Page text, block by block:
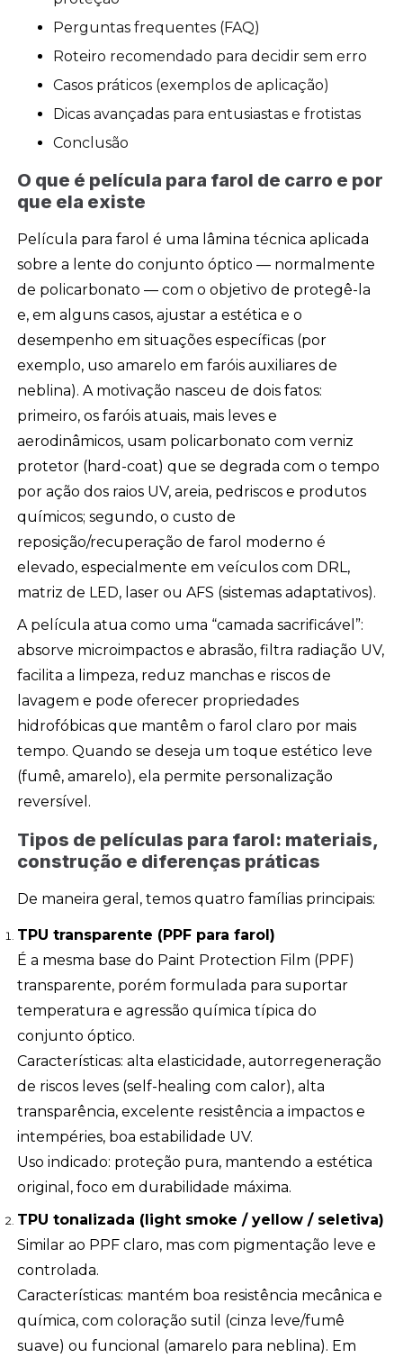
Perguntas frequentes (FAQ)
Roteiro recomendado para decidir sem erro
Casos práticos (exemplos de aplicação)
Dicas avançadas para entusiastas e frotistas
Conclusão
O que é película para farol de carro e por
que ela existe
Película para farol é uma lâmina técnica aplicada
sobre a lente do conjunto óptico — normalmente
de policarbonato — com o objetivo de protegê-la
e, em alguns casos, ajustar a estética e o
desempenho em situações específicas (por
exemplo, uso amarelo em faróis auxiliares de
neblina). A motivação nasceu de dois fatos:
primeiro, os faróis atuais, mais leves e
aerodinâmicos, usam policarbonato com verniz
protetor (hard-coat) que se degrada com o tempo
por ação dos raios UV, areia, pedriscos e produtos
químicos; segundo, o custo de
reposição/recuperação de farol moderno é
elevado, especialmente em veículos com DRL,
matriz de LED, laser ou AFS (sistemas adaptativos).
A película atua como uma “camada sacrificável”:
absorve microimpactos e abrasão, filtra radiação UV,
facilita a limpeza, reduz manchas e riscos de
lavagem e pode oferecer propriedades
hidrofóbicas que mantêm o farol claro por mais
tempo. Quando se deseja um toque estético leve
(fumê, amarelo), ela permite personalização
reversível.
Tipos de películas para farol: materiais,
construção e diferenças práticas
De maneira geral, temos quatro famílias principais:
TPU transparente (PPF para farol)
É a mesma base do Paint Protection Film (PPF)
transparente, porém formulada para suportar
temperatura e agressão química típica do
conjunto óptico.
Características: alta elasticidade, autorregeneração
de riscos leves (self-healing com calor), alta
transparência, excelente resistência a impactos e
intempéries, boa estabilidade UV.
Uso indicado: proteção pura, mantendo a estética
original, foco em durabilidade máxima.
TPU tonalizada (light smoke / yellow / seletiva)
Similar ao PPF claro, mas com pigmentação leve e
controlada.
Características: mantém boa resistência mecânica e
química, com coloração sutil (cinza leve/fumê
suave) ou funcional (amarelo para neblina). Em